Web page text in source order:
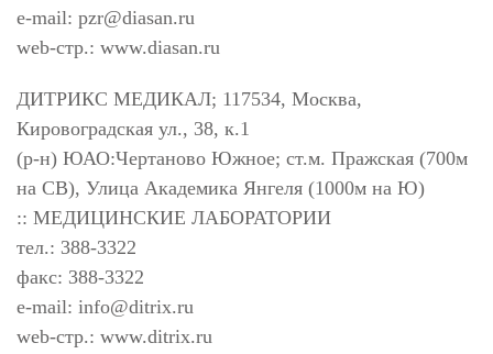
e-mail: pzr@diasan.ru
web-стр.: www.diasan.ru
ДИТРИКС МЕДИКАЛ; 117534, Москва,
Кировоградская ул., 38, к.1
(р-н) ЮАО:Чертаново Южное; ст.м. Пражская (700м
на СВ), Улица Академика Янгеля (1000м на Ю)
:: МЕДИЦИНСКИЕ ЛАБОРАТОРИИ
тел.: 388-3322
факс: 388-3322
e-mail: info@ditrix.ru
web-стр.: www.ditrix.ru